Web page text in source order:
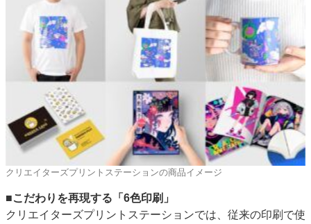
クリエイターズプリントステーションの商品イメージ
■こだわりを再現する「6色印刷」
クリエイターズプリントステーションでは、従来の印刷で使